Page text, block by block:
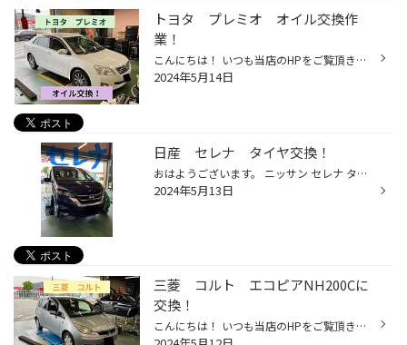
トヨタ プレミオ オイル交換作
業！
こんにちは！ いつも当店のHPをご覧頂きありがとうございます！ 本日は トヨタ プレミオ のオイル交換作業をご紹介！ 前回エレメントは交換していたので今回はオイルのみの交換！ エレメントは次回の交換となります(｀・ω・´)ゞ オイルのみのため上抜き！ 使用オイルは エコロード0W20 交換目安は走...
2024年5月14日
日産 セレナ タイヤ交換！
おはようございます。 ニッサン セレナ タイヤしました。 ミニバン専用タイヤ ブリヂストン プレイズＰＸ－ＲＶⅡ 195/60Ｒ16 専用タイヤ・・・・良いですね～～～！！ これで 快適 安全 安心ですね！ ありがとうございました。 ☆☆お知らせ☆☆ Googleの口コミ評価にご協力ください！ https://g.page/r...
2024年5月13日
三菱 コルト エコピアNH200Cに
交換！
こんにちは！ いつも当店のHPをご覧頂きありがとうございます！ 本日は 三菱 コルト の新品タイヤ交換作業をご紹介！ 交換前は2017年の12週製造のタイヤ使用！ 溝も少なく交換をオススメ(｀・ω・´)ゞ エコピアNH200C ご購入いただきました♪ 新車装着と同等性能で安心！ すり減りにくい設計になって...